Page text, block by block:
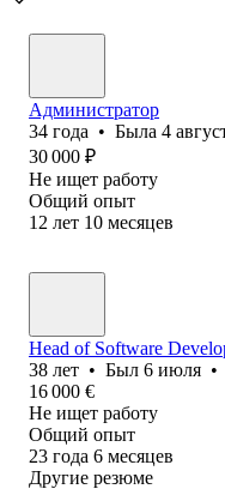
Администратор
34 года • Была 4
30 000 ₽
Не ищет работу
Общий опыт
12 лет 10 месяцев
Head of Software
38 лет • Был 6 июля •
16 000 €
Не ищет работу
Общий опыт
23 года 6 месяцев
Другие резюме